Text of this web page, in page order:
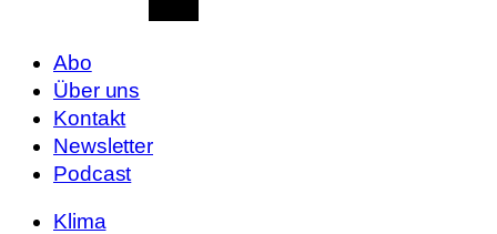
Abo
Über uns
Kontakt
Newsletter
Podcast
Klima